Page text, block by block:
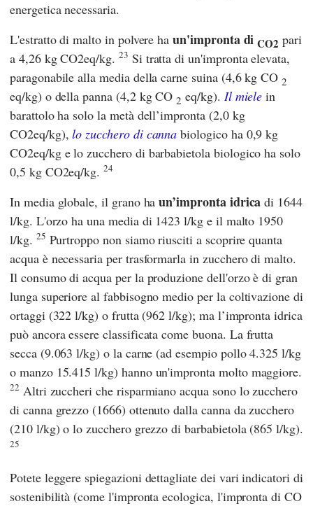
energetica necessaria.
L'estratto di malto in polvere haun'impronta diCO2 pari
a 4,26 kg CO2eq/kg. 23 Si tratta di un'impronta elevata,
paragonabile alla media della carne suina (4,6 kg CO2
eq/kg) o della panna (4,2 kg CO2 eq/kg). Il miele in
barattolo ha solo la metà dell’impronta (2,0 kg
CO2eq/kg),lo zucchero di canna biologico ha 0,9 kg
CO2eq/kg e lo zucchero di barbabietola biologico ha solo
0,5 kg CO2eq/kg.24
In media globale, il grano haun’impronta idrica di 1644
l/kg. L'orzo ha una media di 1423 l/kg e il malto 1950
l/kg. 25 Purtroppo non siamo riusciti a scoprire quanta
acqua è necessaria per trasformarla in zucchero di malto.
Il consumo di acqua per la produzione dell'orzo è di gran
lunga superiore al fabbisogno medio per la coltivazione di
ortaggi (322 l/kg) o frutta (962 l/kg); ma l’impronta idrica
può ancora essere classificata come buona. La frutta
secca (9.063 l/kg) o la carne (ad esempio pollo 4.325 l/kg
o manzo 15.415 l/kg) hanno un'impronta molto maggiore.
22 Altri zuccheri che risparmiano acqua sono lo zucchero
di canna grezzo (1666) ottenuto dalla canna da zucchero
(210 l/kg) o lo zucchero grezzo di barbabietola (865 l/kg).
25
Potete leggere spiegazioni dettagliate dei vari indicatori di
sostenibilità (come l'impronta ecologica, l'impronta di CO